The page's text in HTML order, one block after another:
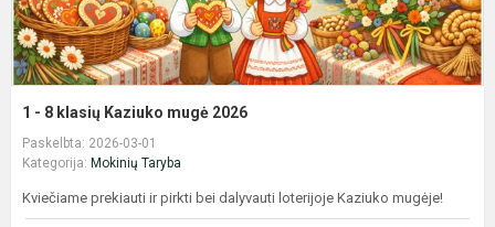
1 - 8 klasių Kaziuko mugė 2026
Paskelbta: 2026-03-01
Kategorija: Mokinių Taryba
Kviečiame prekiauti ir pirkti bei dalyvauti loterijoje Kaziuko mugėje!